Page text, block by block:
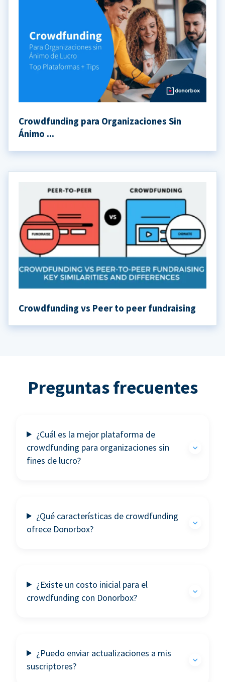
Crowdfunding para Organizaciones Sin
Ánimo ...
Crowdfunding vs Peer to peer fundraising
Preguntas frecuentes
¿Cuál es la mejor plataforma de
crowdfunding para organizaciones sin
fines de lucro?
¿Qué características de crowdfunding
ofrece Donorbox?
¿Existe un costo inicial para el
crowdfunding con Donorbox?
¿Puedo enviar actualizaciones a mis
suscriptores?